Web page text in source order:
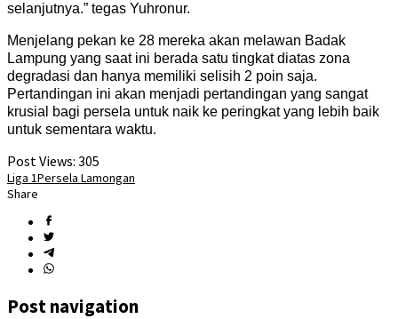
selanjutnya.” tegas Yuhronur.
Menjelang pekan ke 28 mereka akan melawan Badak
Lampung yang saat ini berada satu tingkat diatas zona
degradasi dan hanya memiliki selisih 2 poin saja.
Pertandingan ini akan menjadi pertandingan yang sangat
krusial bagi persela untuk naik ke peringkat yang lebih baik
untuk sementara waktu.
Post Views: 305
Liga 1Persela Lamongan
Share
Post navigation